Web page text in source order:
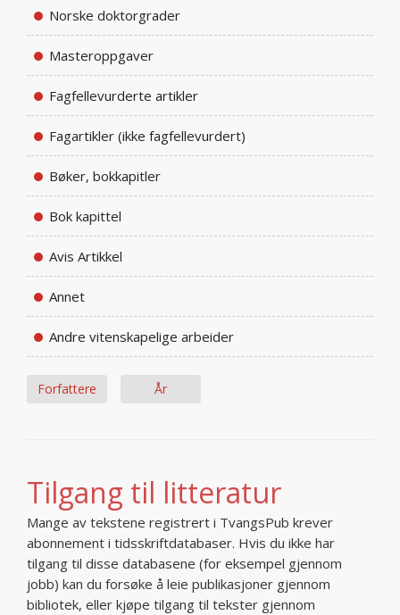
Norske doktorgrader
Masteroppgaver
Fagfellevurderte artikler
Fagartikler (ikke fagfellevurdert)
Bøker, bokkapitler
Bok kapittel
Avis Artikkel
Annet
Andre vitenskapelige arbeider
Forfattere År
Tilgang til litteratur
Mange av tekstene registrert i TvangsPub krever
abonnement i tidsskriftdatabaser. Hvis du ikke har
tilgang til disse databasene (for eksempel gjennom
jobb) kan du forsøke å leie publikasjoner gjennom
bibliotek, eller kjøpe tilgang til tekster gjennom